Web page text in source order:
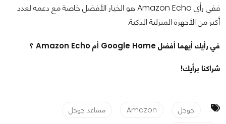
ففي رأي Amazon Echo هو الخيار الأفضل خاصة مع دعمه لعدد
أكبر من الأجهزة المنزلية الذكية.
في رأيك أيهما أفضل Google Home أم Amazon Echo ؟
شراكنا برأيك!
جوجل Amazon
مساعد جوجل